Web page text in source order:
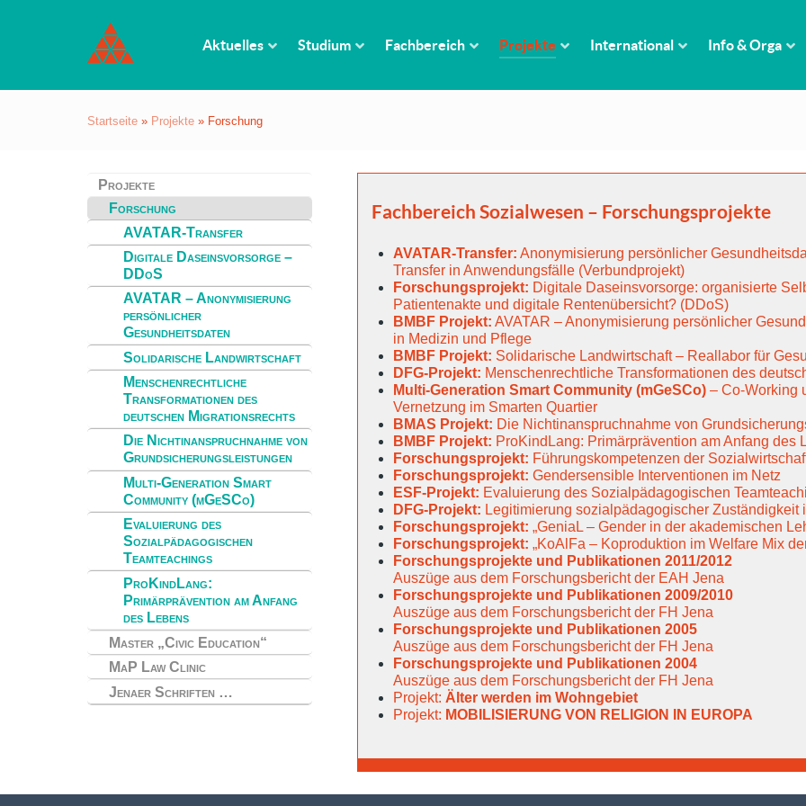
Aktuelles Studium Fachbereich Projekte International Info & Orga
Startseite » Projekte » Forschung
Projekte
Forschung
AVATAR-Transfer
Digitale Daseinsvorsorge –
DDoS
AVATAR – Anonymisierung
persönlicher
Gesundheitsdaten
Solidarische Landwirtschaft
Menschenrechtliche
Transformationen des
deutschen Migrationsrechts
Die Nichtinanspruchnahme von
Grundsicherungsleistungen
Multi-Generation Smart
Community (mGeSCo)
Evaluierung des
Sozialpädagogischen
Teamteachings
ProKindLang:
Primärprävention am Anfang
des Lebens
Master „Civic Education“
MaP Law Clinic
Jenaer Schriften …
Fachbereich Sozialwesen – Forschungsprojekte
AVATAR-Transfer: Anonymisierung persönlicher
Transfer in Anwendungsfälle (Verbundprojekt)
Forschungsprojekt: Digitale Daseinsvorsorge: organisierte
Patientenakte und digitale Rentenübersicht? (DDoS)
BMBF Projekt: AVATAR – Anonymisierung persönlicher
in Medizin und Pflege
BMBF Projekt: Solidarische Landwirtschaft – Reallabor für
DFG-Projekt: Menschenrechtliche Transformationen des
Multi-Generation Smart Community (mGeSCo) – Co‐Working
Vernetzung im Smarten Quartier
BMAS Projekt: Die Nichtinanspruchnahme von
BMBF Projekt: ProKindLang: Primärprävention am Anfang des
Forschungsprojekt: Führungskompetenzen der
Forschungsprojekt: Gendersensible Interventionen im Netz
ESF-Projekt: Evaluierung des Sozialpädagogischen
DFG-Projekt: Legitimierung sozialpädagogischer
Forschungsprojekt: „GeniaL – Gender in der akademischen
Forschungsprojekt: „KoAlFa – Koproduktion im Welfare Mix
Forschungsprojekte und Publikationen 2011/2012
Auszüge aus dem Forschungsbericht der EAH Jena
Forschungsprojekte und Publikationen 2009/2010
Auszüge aus dem Forschungsbericht der FH Jena
Forschungsprojekte und Publikationen 2005
Auszüge aus dem Forschungsbericht der FH Jena
Forschungsprojekte und Publikationen 2004
Auszüge aus dem Forschungsbericht der FH Jena
Projekt: Älter werden im Wohngebiet
Projekt: MOBILISIERUNG VON RELIGION IN EUROPA